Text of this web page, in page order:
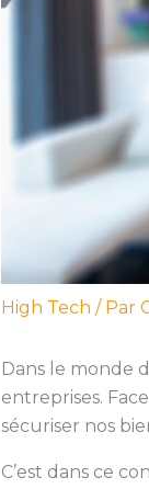
High Tech / Par
Dans le monde
entreprises.
sécuriser nos
C’est dans ce